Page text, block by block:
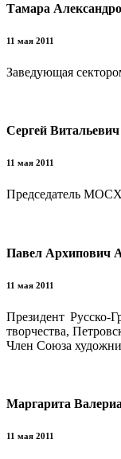
Тамара
11 мая 2011
Заведующая
Сергей
11 мая 2011
Председатель
Павел Архипович
11 мая 2011
Президент Русско-
творчества,
Член Союза
Маргарита
11 мая 2011